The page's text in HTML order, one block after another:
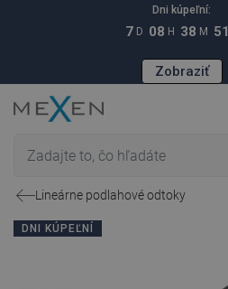
Dni kúpeľní:
7 D 08 H 38 M 50
Zobraziť
Lineárne podlahové odtoky
DNI KÚPEĽNÍ